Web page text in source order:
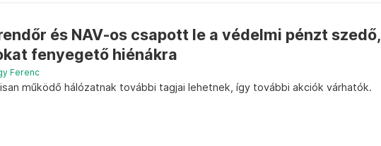
és NAV-os csapott le a védelmi pénzt szedő,
fenyegető hiénákra
Ferenc
működő hálózatnak további tagjai lehetnek, így további akciók várhatók.